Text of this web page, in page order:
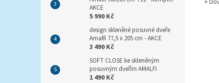
AKCE
5 990 Kč
design skleněné posuvné dveře
Amalfi 77,5 x 205 cm - AKCE
3 490 Kč
SOFT CLOSE ke skleněným
posuvným dveřím AMALFI
1 490 Kč